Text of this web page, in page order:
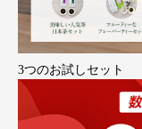
3つのお試しセット